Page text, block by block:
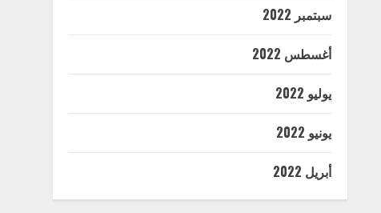
سبتمبر 2022
أغسطس 2022
يوليو 2022
يونيو 2022
أبريل 2022